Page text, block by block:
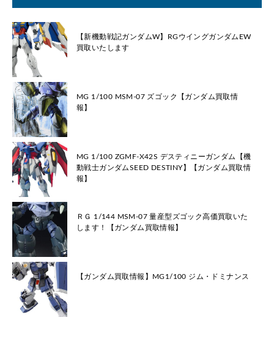
【新機動戦記ガンダムW】RGウイングガンダムEW
買取いたします
MG 1/100 MSM-07 ズゴック【ガンダム買取情
報】
MG 1/100 ZGMF-X42S デスティニーガンダム【機
動戦士ガンダムSEED DESTINY】【ガンダム買取情
報】
ＲＧ 1/144 MSM-07 量産型ズゴック高価買取いた
します！【ガンダム買取情報】
【ガンダム買取情報】MG1/100 ジム・ドミナンス